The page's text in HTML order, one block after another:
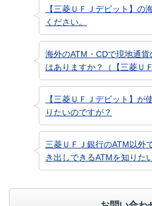
【三菱ＵＦＪデビット】の
ください。
海外のATM・CDで現地通
はありますか？（【三菱Ｕ
【三菱ＵＦＪデビット】が
りたいのですが？
三菱ＵＦＪ銀行のATM以外
き出しできるATMを知りたい